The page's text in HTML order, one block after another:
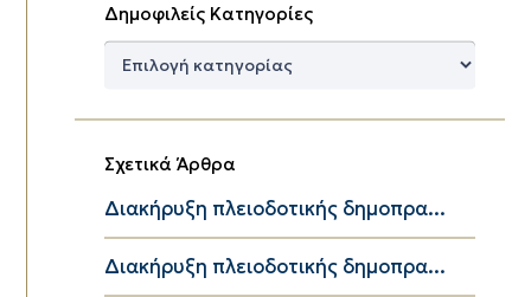
Δημοφιλείς Κατηγορίες
Δημοφιλείς
Σχετικά Άρθρα
Διακήρυξη πλειοδοτικής δημοπρα...
Διακήρυξη πλειοδοτικής δημοπρα...